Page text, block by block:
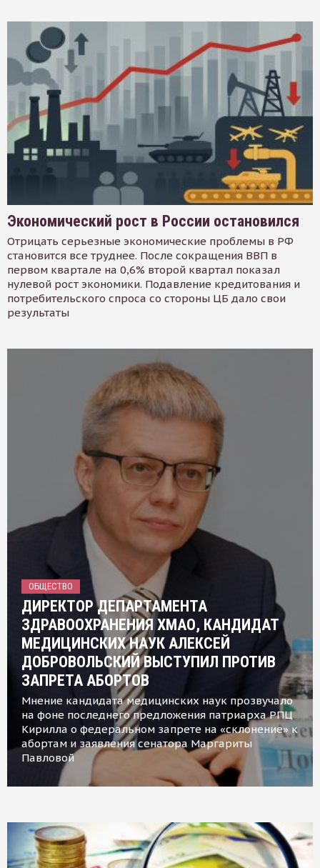
Экономический рост в России остановился
Отрицать серьезные экономические проблемы в РФ
становится все труднее. После сокращения ВВП в
первом квартале на 0,6% второй квартал показал
нулевой рост экономики. Подавление кредитования и
потребительского спроса со стороны ЦБ дало свои
результаты
ОБЩЕСТВО
ДИРЕКТОР ДЕПАРТАМЕНТА
ЗДРАВООХРАНЕНИЯ ХМАО, КАНДИДАТ
МЕДИЦИНСКИХ НАУК АЛЕКСЕЙ
ДОБРОВОЛЬСКИЙ ВЫСТУПИЛ ПРОТИВ
ЗАПРЕТА АБОРТОВ
Мнение кандидата медицинских наук прозвучало
на фоне последнего предложения патриарха РПЦ
Кирилла о федеральном запрете на «склонение» к
абортам и заявления сенатора Маргариты
Павловой